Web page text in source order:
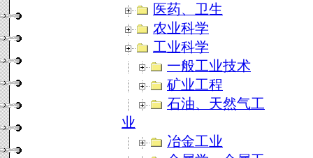
医药、卫生
农业科学
工业科学
一般工业技术
矿业工程
石油、天然气工
业
冶金工业